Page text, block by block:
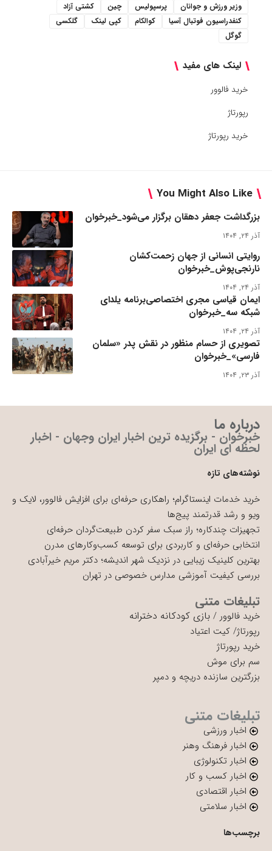
وزیر ورزش و جوانان
پرسپولیس چین
کشتی آزاد
کنفدراسیون فوتبال آسیا
کوالکام کپی لینک
گلکسی
گوگل
لینک های مفید
خرید فالوور
رپورتاژ
خرید رپورتاژ
You Might Also Like
بزرگداشت جعفر دهقان برگزار می‌شود_خبرخوان
آذر ۲۴, ۱۴۰۴
روایتی انسانی از جهان زحمت‌کشان
نارنجی‌پوش_خبرخوان
آذر ۲۴, ۱۴۰۴
ایمان قیاسی مجری اختصاصی‌برنامه یلدای
شبکه سه_خبرخوان
آذر ۲۴, ۱۴۰۴
تصویری از حسام منظور در نقش پدر «سلمان
فارسی»_خبرخوان
آذر ۲۳, ۱۴۰۴
درباره ما
خبرخوان - برگزیده ترین اخبار ایران وجهان - اخبار
لحظه ای ایران
نوشته‌های تازه
خرید خدمات اینستاگرام؛ راهکاری حرفه‌ای برای افزایش فالوور، لایک و
ویو و رشد قدرتمند پیج‌ها
تجهیزات چندکاره؛ راز سبک سفر کردن طبیعت‌گردان حرفه‌ای
انتخابی حرفه‌ای و کاربردی برای توسعه کسب‌وکارهای مدرن
بهترین کلینیک زیبایی در نزدیک شهر اندیشه؛ دکتر مریم خیرآبادی
بررسی کیفیت آموزشی مدارس خصوصی در تهران
تبلیغات متنی
خرید فالوور / بازی کودکانه دخترانه
رپورتاژ/ کیت اعتیاد
خرید رپورتاژ
سم برای موش
بزرگترین سازنده دریچه و دمپر
تبلیغات متنی
اخبار ورزشی
اخبار فرهنگ وهنر
اخبار تکنولوژی
اخبار کسب و کار
اخبار اقتصادی
اخبار سلامتی
برچسب‌ها